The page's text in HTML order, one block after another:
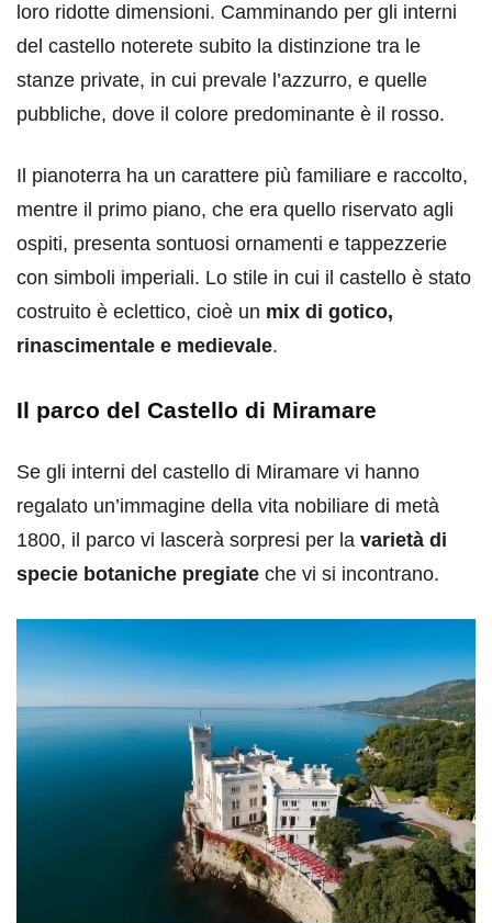
loro ridotte dimensioni. Camminando per gli interni
del castello noterete subito la distinzione tra le
stanze private, in cui prevale l’azzurro, e quelle
pubbliche, dove il colore predominante è il rosso.
Il pianoterra ha un carattere più familiare e raccolto,
mentre il primo piano, che era quello riservato agli
ospiti, presenta sontuosi ornamenti e tappezzerie
con simboli imperiali. Lo stile in cui il castello è stato
costruito è eclettico, cioè un mix di gotico,
rinascimentale e medievale.
Il parco del Castello di Miramare
Se gli interni del castello di Miramare vi hanno
regalato un’immagine della vita nobiliare di metà
1800, il parco vi lascerà sorpresi per la varietà di
specie botaniche pregiate che vi si incontrano.